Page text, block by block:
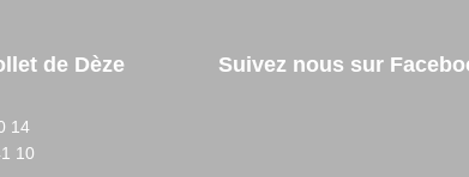
de Dèze
14
10
Suivez nous sur